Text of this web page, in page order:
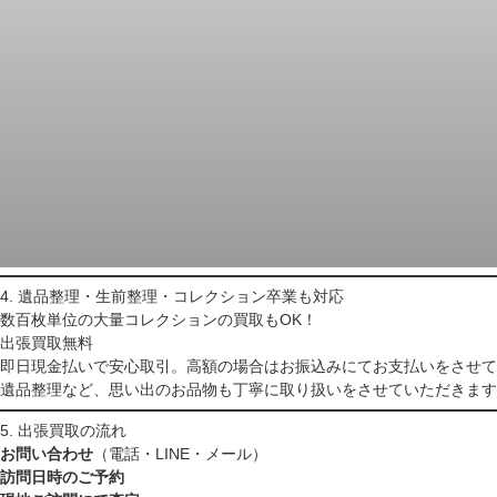
4. 遺品整理・生前整理・コレクション卒業も対応
数百枚単位の大量コレクションの買取もOK！
出張買取無料
即日現金払いで安心取引。高額の場合はお振込みにてお支払いをさせて
遺品整理など、思い出のお品物も丁寧に取り扱いをさせていただきます
5. 出張買取の流れ
お問い合わせ （電話・LINE・メール）
訪問日時のご予約